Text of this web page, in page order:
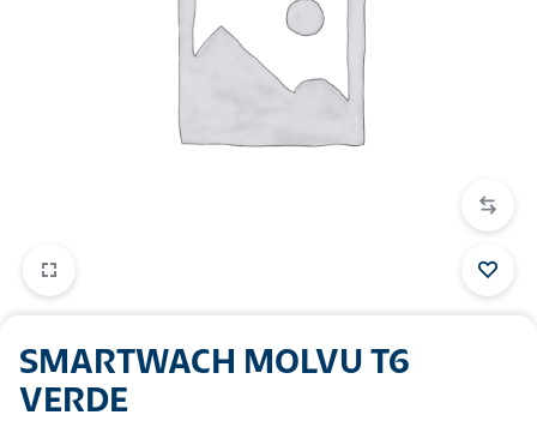
SMARTWACH MOLVU T6
VERDE